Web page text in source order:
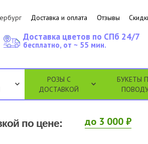
Доставка и оплата Отзывы
Доставка цветов по СПб 24/7
бесплатно, от ~ 55 мин.
РОЗЫ С
ДОСТАВКОЙ
БУКЕТЫ
по цене: до 3 000 ₽